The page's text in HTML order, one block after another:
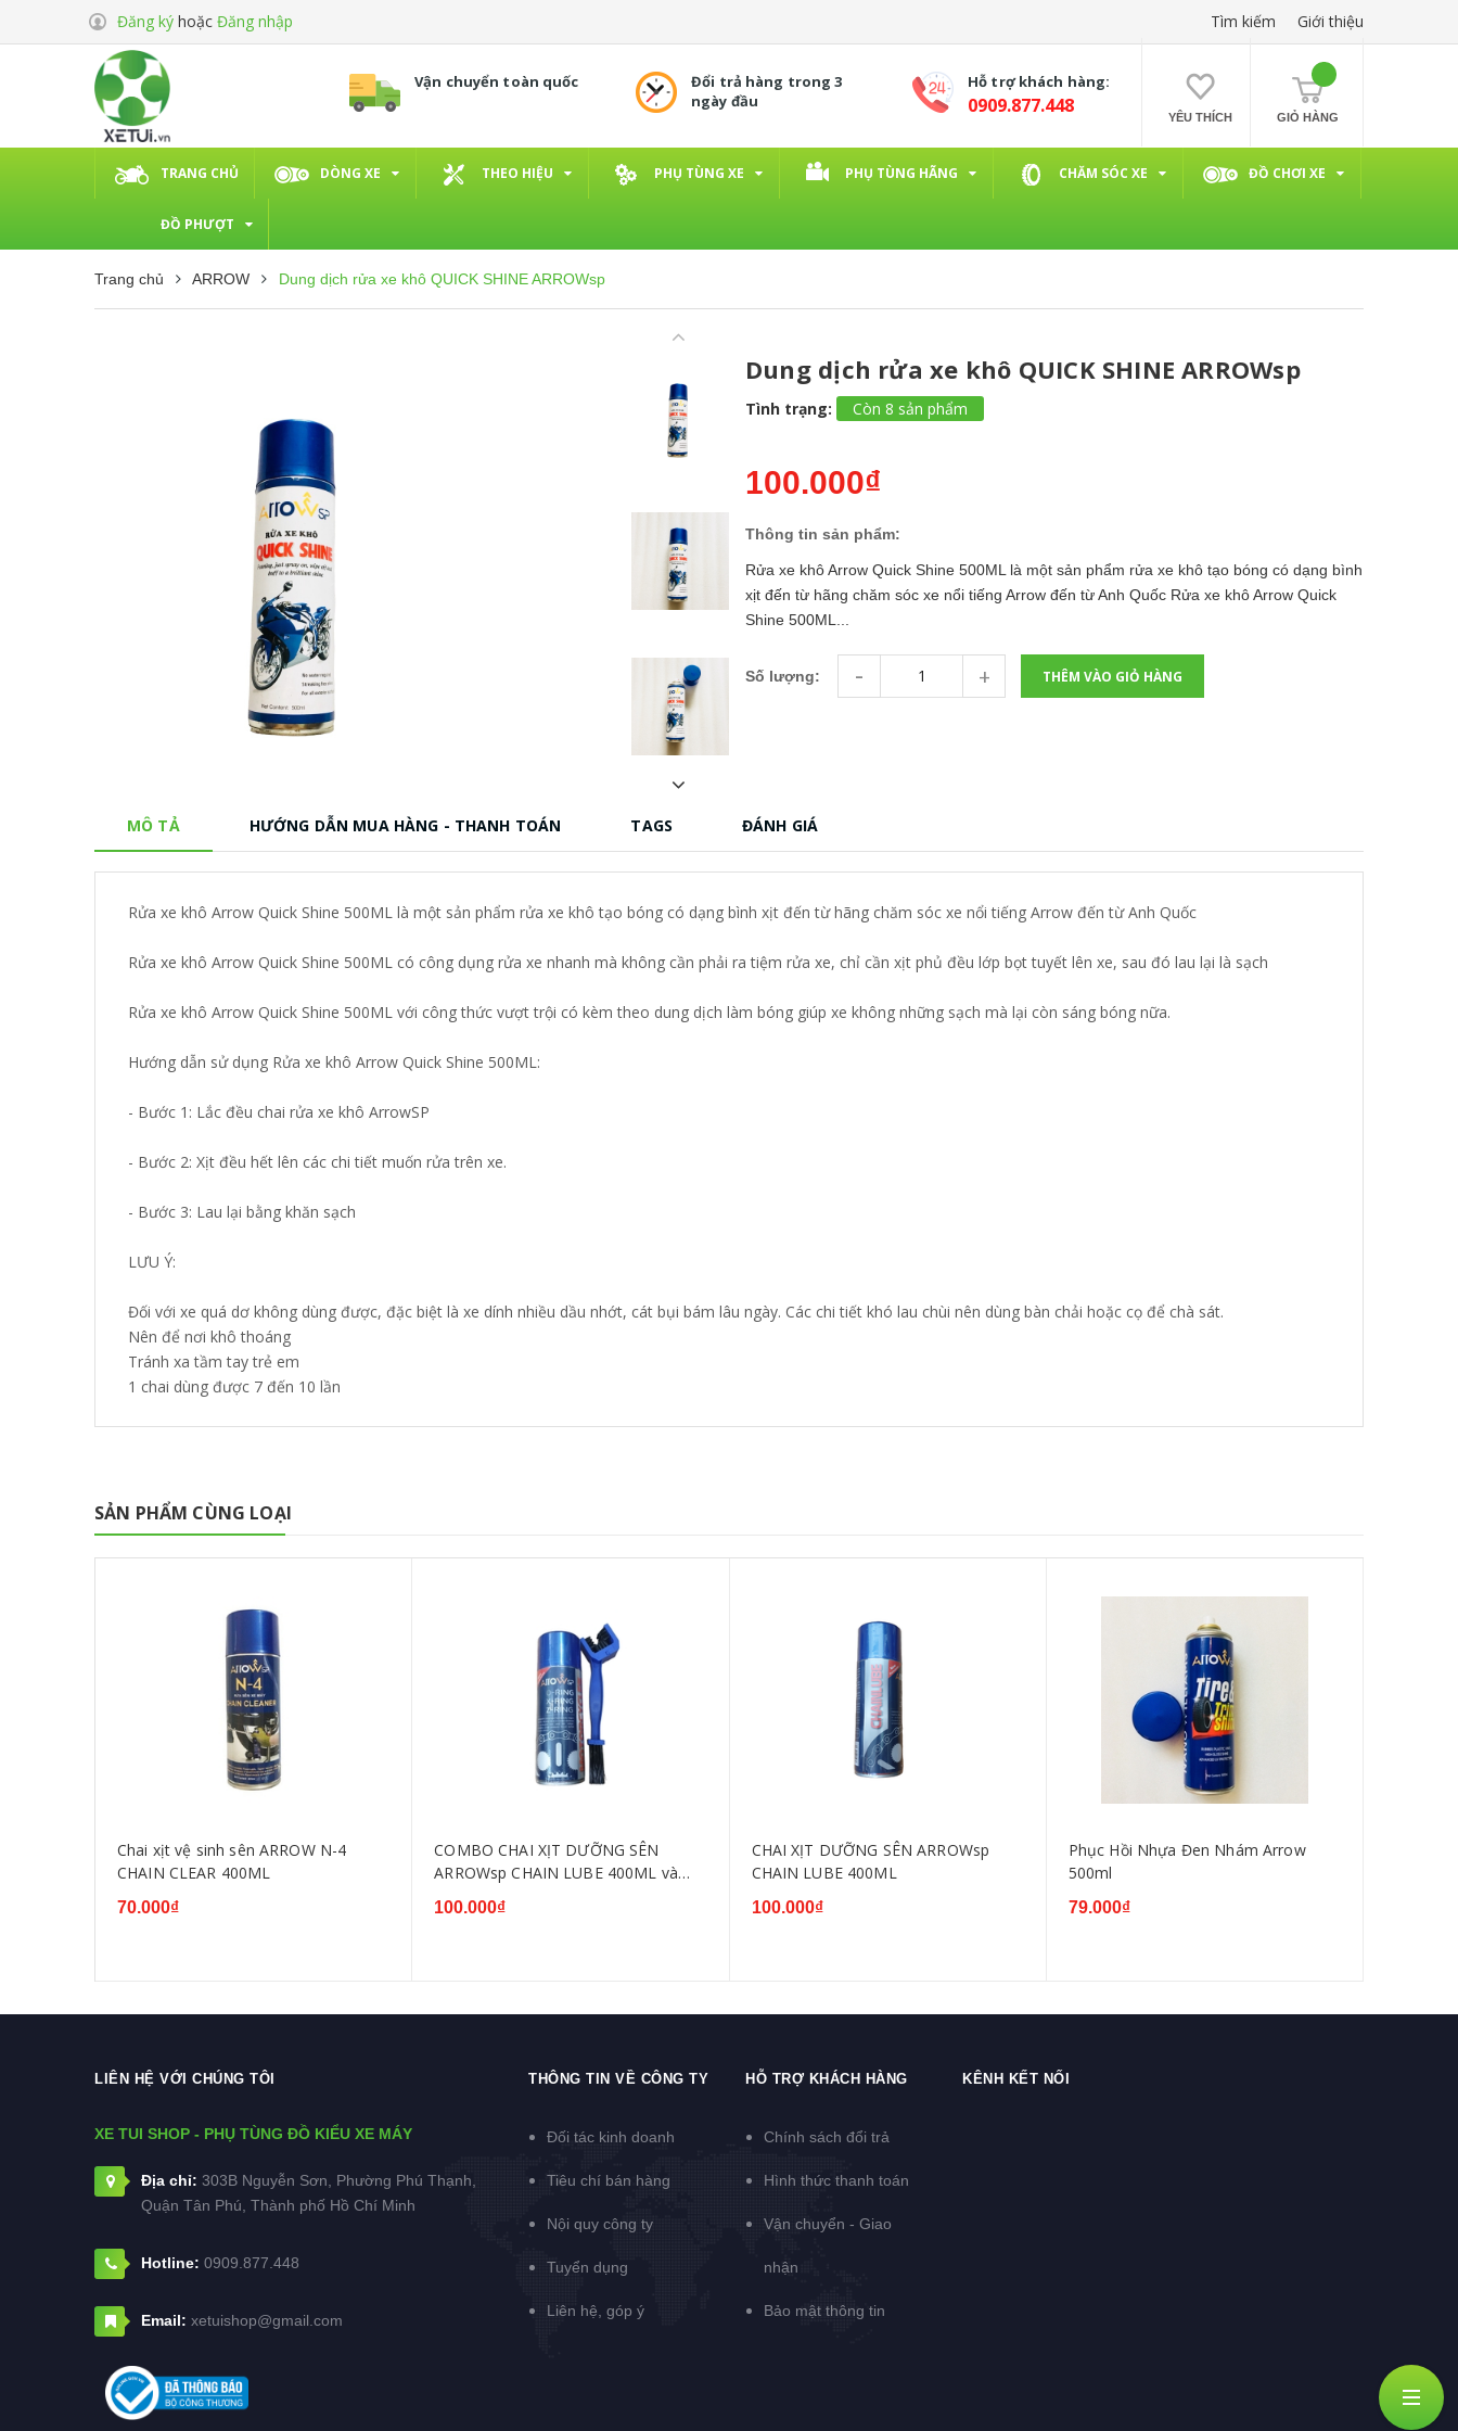
Đăng ký hoặc Đăng nhập Tìm kiếm Giới thiệu
Vận chuyển toàn quốc
Đổi trả hàng trong 3
ngày đầu
Hỗ trợ khách hàng:
0909.877.448 YÊU THÍCH GIỎ HÀNG
TRANG CHỦ DÒNG XE THEO HIỆU PHỤ TÙNG XE PHỤ TÙNG HÃNG CHĂM SÓC XE ĐỒ CHƠI XE
ĐỒ PHƯỢT
Trang chủ ARROW Dung dịch rửa xe khô QUICK SHINE ARROWsp
Dung dịch rửa xe khô QUICK SHINE ARROWsp
Tình trạng: Còn 8 sản phẩm
100.000₫
Thông tin sản phẩm:
Rửa xe khô Arrow Quick Shine 500ML là một sản phẩm rửa xe khô tạo bóng có dạng bình
xịt đến từ hãng chăm sóc xe nổi tiếng Arrow đến từ Anh Quốc Rửa xe khô Arrow Quick
Shine 500ML...
Số lượng: - + THÊM VÀO GIỎ HÀNG
MÔ TẢ HƯỚNG DẪN MUA HÀNG - THANH TOÁN TAGS ĐÁNH GIÁ
Rửa xe khô Arrow Quick Shine 500ML là một sản phẩm rửa xe khô tạo bóng có dạng bình xịt đến từ hãng chăm sóc xe nổi tiếng Arrow đến từ Anh Quốc
Rửa xe khô Arrow Quick Shine 500ML có công dụng rửa xe nhanh mà không cần phải ra tiệm rửa xe, chỉ cần xịt phủ đều lớp bọt tuyết lên xe, sau đó lau lại là sạch
Rửa xe khô Arrow Quick Shine 500ML với công thức vượt trội có kèm theo dung dịch làm bóng giúp xe không những sạch mà lại còn sáng bóng nữa.
Hướng dẫn sử dụng Rửa xe khô Arrow Quick Shine 500ML:
- Bước 1: Lắc đều chai rửa xe khô ArrowSP
- Bước 2: Xịt đều hết lên các chi tiết muốn rửa trên xe.
- Bước 3: Lau lại bằng khăn sạch
LƯU Ý:
Đối với xe quá dơ không dùng được, đặc biệt là xe dính nhiều dầu nhớt, cát bụi bám lâu ngày. Các chi tiết khó lau chùi nên dùng bàn chải hoặc cọ để chà sát.
Nên để nơi khô thoáng
Tránh xa tầm tay trẻ em
1 chai dùng được 7 đến 10 lần
SẢN PHẨM CÙNG LOẠI
Chai xịt vệ sinh sên ARROW N-4
CHAIN CLEAR 400ML
70.000₫
COMBO CHAI XỊT DƯỠNG SÊN
ARROWsp CHAIN LUBE 400ML và
CÂY CHÀ SÊN 3D
100.000₫
CHAI XỊT DƯỠNG SÊN ARROWsp
CHAIN LUBE 400ML
100.000₫
Phục Hồi Nhựa Đen Nhám Arrow
500ml
79.000₫
LIÊN HỆ VỚI CHÚNG TÔI
XE TUI SHOP - PHỤ TÙNG ĐỒ KIỂU XE MÁY
Địa chỉ: 303B Nguyễn Sơn, Phường Phú Thạnh,
Quận Tân Phú, Thành phố Hồ Chí Minh
Hotline: 0909.877.448
Email: xetuishop@gmail.com
THÔNG TIN VỀ CÔNG TY
Đối tác kinh doanh
Tiêu chí bán hàng
Nội quy công ty
Tuyển dụng
Liên hệ, góp ý
HỖ TRỢ KHÁCH HÀNG
Chính sách đổi trả
Hình thức thanh toán
Vận chuyển - Giao
nhận
Bảo mật thông tin
KÊNH KẾT NỐI